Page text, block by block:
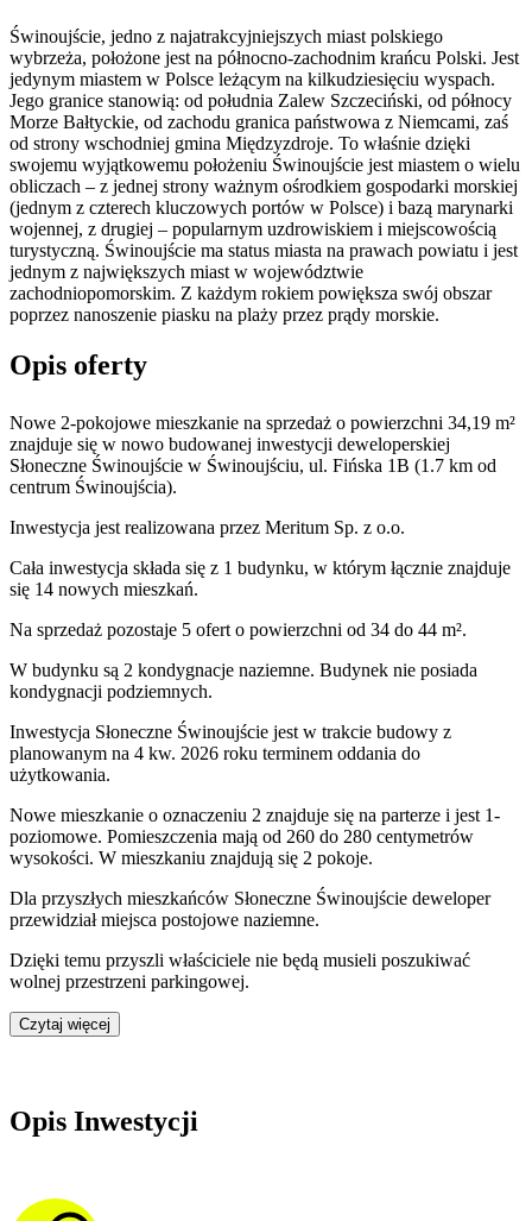
Świnoujście, jedno z najatrakcyjniejszych miast polskiego
wybrzeża, położone jest na północno-zachodnim krańcu Polski. Jest
jedynym miastem w Polsce leżącym na kilkudziesięciu wyspach.
Jego granice stanowią: od południa Zalew Szczeciński, od północy
Morze Bałtyckie, od zachodu granica państwowa z Niemcami, zaś
od strony wschodniej gmina Międzyzdroje. To właśnie dzięki
swojemu wyjątkowemu położeniu Świnoujście jest miastem o wielu
obliczach – z jednej strony ważnym ośrodkiem gospodarki morskiej
(jednym z czterech kluczowych portów w Polsce) i bazą marynarki
wojennej, z drugiej – popularnym uzdrowiskiem i miejscowością
turystyczną. Świnoujście ma status miasta na prawach powiatu i jest
jednym z największych miast w województwie
zachodniopomorskim. Z każdym rokiem powiększa swój obszar
poprzez nanoszenie piasku na plaży przez prądy morskie.
Opis oferty
Nowe 2-pokojowe mieszkanie na sprzedaż o powierzchni 34,19 m²
znajduje się w nowo budowanej inwestycji deweloperskiej
Słoneczne Świnoujście w Świnoujściu, ul. Fińska 1B (1.7 km od
centrum Świnoujścia).
Inwestycja jest realizowana przez Meritum Sp. z o.o.
Cała inwestycja składa się z 1 budynku, w którym łącznie znajduje
się 14 nowych mieszkań.
Na sprzedaż pozostaje 5 ofert o powierzchni od 34 do 44 m².
W budynku są 2 kondygnacje naziemne. Budynek nie posiada
kondygnacji podziemnych.
Inwestycja Słoneczne Świnoujście jest w trakcie budowy z
planowanym na 4 kw. 2026 roku terminem oddania do
użytkowania.
Nowe mieszkanie o oznaczeniu 2 znajduje się na parterze i jest 1-
poziomowe. Pomieszczenia mają od 260 do 280 centymetrów
wysokości. W mieszkaniu znajdują się 2 pokoje.
Dla przyszłych mieszkańców Słoneczne Świnoujście deweloper
przewidziałmiejsca postojowe naziemne.
Dzięki temu przyszli właściciele nie będą musieli poszukiwać
wolnej przestrzeni parkingowej.
Czytaj więcej
Opis Inwestycji